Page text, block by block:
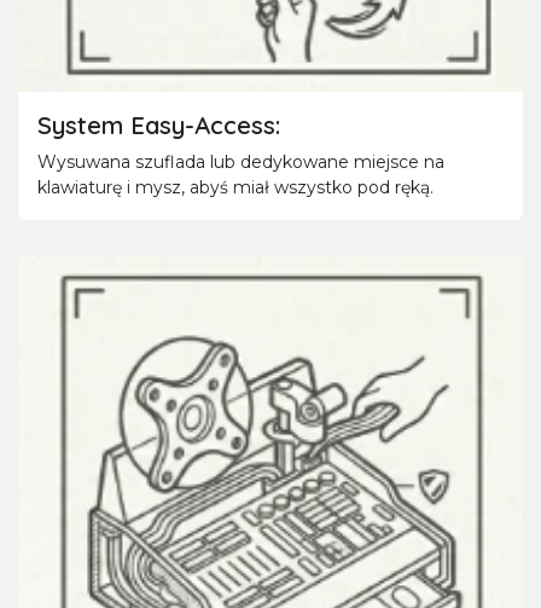
System Easy-Access:
Wysuwana szuflada lub dedykowane miejsce na
klawiaturę i mysz, abyś miał wszystko pod ręką.